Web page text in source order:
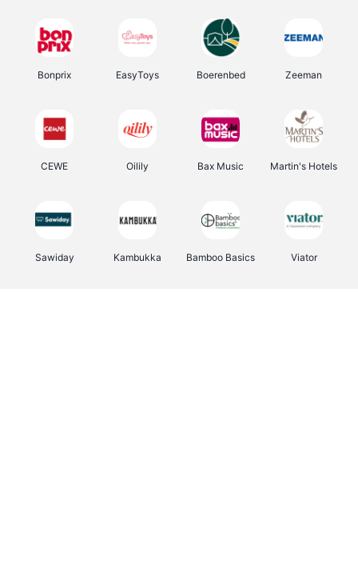
Bonprix EasyToys Boerenbed Zeeman
CEWE Oilily Bax Music Martin's Hotels
Sawiday Kambukka Bamboo Basics Viator